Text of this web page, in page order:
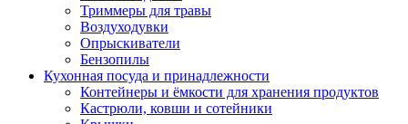
Триммеры для травы
Воздуходувки
Опрыскиватели
Бензопилы
Кухонная посуда и принадлежности
Контейнеры и ёмкости для хранения продуктов
Кастрюли, ковши и сотейники